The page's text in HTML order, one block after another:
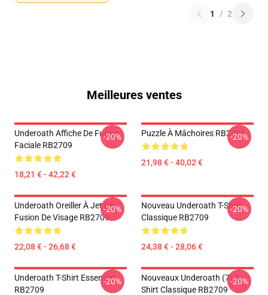
1 / 2
Meilleures ventes
Underoath Affiche De Fusion
Faciale RB2709
18,21 € - 42,22 €
-20% Puzzle À Mâchoires RB2709
21,98 € - 40,02 €
-20%
Underoath Oreiller À Jet De
Fusion De Visage RB2709
22,08 € - 26,68 €
-20%
Nouveau Underoath T-Shirt
Classique RB2709
24,38 € - 28,06 €
-20%
Underoath T-Shirt Essentiel
RB2709
-20%
Nouveaux Underoath (7) T-
Shirt Classique RB2709
-20%